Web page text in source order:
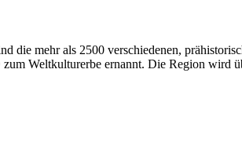
die mehr als 2500 verschiedenen,
Weltkulturerbe ernannt. Die Region wird